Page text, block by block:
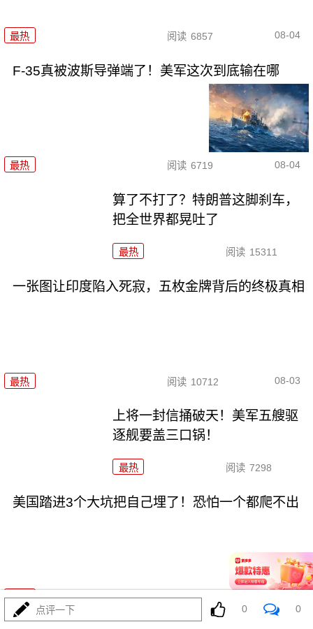
最热 阅读 6857 08-04
F-35真被波斯导弹端了！美军这次到底输在哪
最热 阅读 6719 08-04
算了不打了？特朗普这脚刹车，
把全世界都晃吐了
最热 阅读 15311
一张图让印度陷入死寂，五枚金牌背后的终极真相
最热 阅读 10712 08-03
上将一封信捅破天！美军五艘驱
逐舰要盖三口锅！
最热 阅读 7298
美国踏进3个大坑把自己埋了！恐怕一个都爬不出
最热 阅读 17164
点评一下 0 0